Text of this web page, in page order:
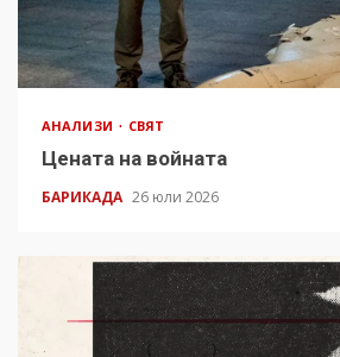
АНАЛИЗИ СВЯТ
Цената на войната
БАРИКАДА 26 юли 2026